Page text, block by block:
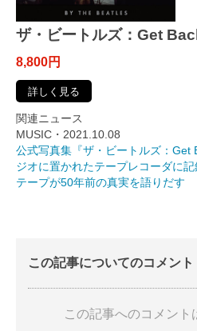
ザ・ビートルズ：Get
8,800円
詳しく見る
関連ニュース
MUSIC・2021.10.08
公式写真集『ザ・ビートルズ：
ジオに置かれたテープレコーダに
テープが50年前の真実を語りだす
この記事についてのコメント
この記事へのコメント